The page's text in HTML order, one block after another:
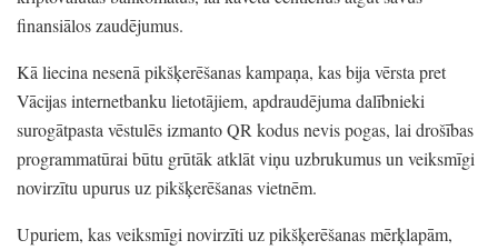
finansiālos zaudējumus.
Kā liecina nesenā pikšķerēšanas kampaņa, kas bija vērsta pret
Vācijas internetbanku lietotājiem, apdraudējuma dalībnieki
surogātpasta vēstulēs izmanto QR kodus nevis pogas, lai drošības
programmatūrai būtu grūtāk atklāt viņu uzbrukumus un veiksmīgi
novirzītu upurus uz pikšķerēšanas vietnēm.
Upuriem, kas veiksmīgi novirzīti uz pikšķerēšanas mērķlapām,